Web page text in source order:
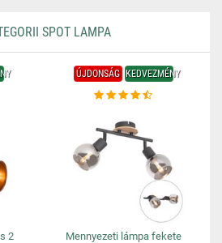
SPOT LAMPA
2
ÚJDONSÁG KEDVEZMÉNY
Mennyezeti lámpa fekete